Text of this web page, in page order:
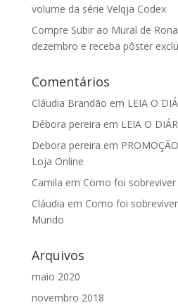
volume da série Velqja Codex
Compre Subir ao Mural de
dezembro e receba pôster
Comentários
Cláudia Brandão em LEIA O
Débora pereira em LEIA O
Debora pereira em
Loja Online
Camila em Como foi
Cláudia em Como foi
Mundo
Arquivos
maio 2020
novembro 2018